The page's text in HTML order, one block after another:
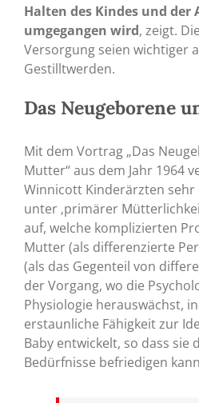
Halten des Kindes und der
umgegangen wird, zeigt.
Versorgung seien wichtiger
Gestilltwerden.
Das Neugeborene
Mit dem Vortrag „Das
Mutter“ aus dem Jahr 1964
Winnicott Kinderärzten sehr
unter ‚primärer
auf, welche komplizierten
Mutter (als differenzierte
(als das Gegenteil von
der Vorgang, wo die
Physiologie herauswächst,
erstaunliche Fähigkeit zur
Baby entwickelt, so dass sie
Bedürfnisse befriedigen